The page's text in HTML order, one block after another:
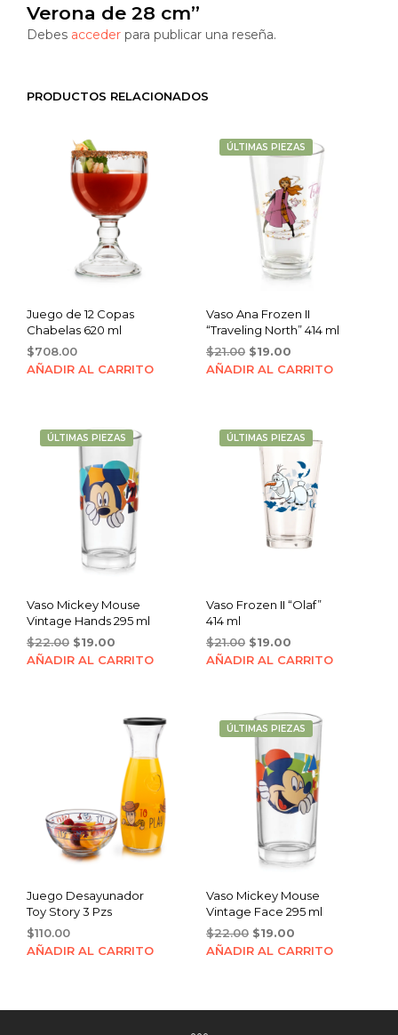
Verona de 28 cm”
Debes acceder para publicar una reseña.
PRODUCTOS RELACIONADOS
Juego de 12 Copas
Chabelas 620 ml
$708.00
AÑADIR AL CARRITO
ÚLTIMAS PIEZAS
Vaso Ana Frozen II
“Traveling North” 414 ml
$21.00 Original
price
$19.00Current
price
AÑADIR AL CARRITO
ÚLTIMAS PIEZAS
Vaso Mickey Mouse
Vintage Hands 295 ml
$22.00 Original
price
$19.00
price
AÑADIR AL CARRITO
ÚLTIMAS PIEZAS
Vaso Frozen II “Olaf”
414 ml
$21.00 Original
price
$19.00Current
price
AÑADIR AL CARRITO
Juego Desayunador
Toy Story 3 Pzs
$110.00
AÑADIR AL CARRITO
ÚLTIMAS PIEZAS
Vaso Mickey Mouse
Vintage Face 295 ml
$22.00 Original
price
$19.00Current
price
AÑADIR AL CARRITO